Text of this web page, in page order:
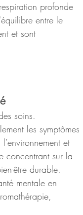
profonde
entre le
et sont
soins.
les symptômes
et
concentrant sur la
être durable.
mentale en